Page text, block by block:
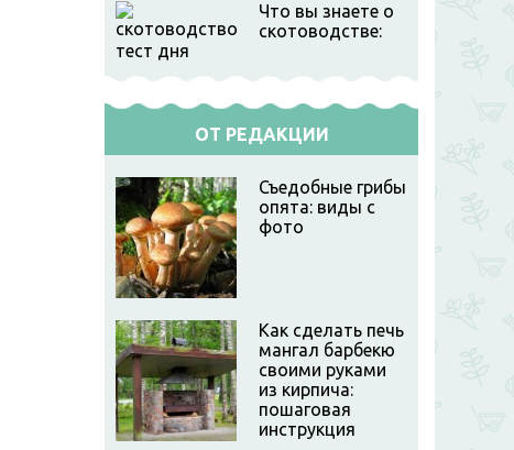
Что вы знаете о
скотоводстве:
тест дня
ОТ РЕДАКЦИИ
Съедобные грибы
опята: виды с
фото
Как сделать печь
мангал барбекю
своими руками
из кирпича:
пошаговая
инструкция